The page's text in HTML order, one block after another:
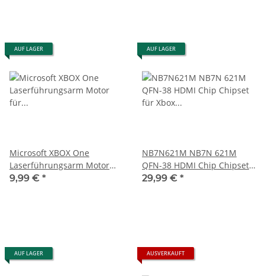
AUF LAGER
Microsoft XBOX One
Laserführungsarm Motor
für LiteOn/PLDS DG-6M1S &
9,99 € *
AUF LAGER
NB7N621M NB7N 621M
QFN-38 HDMI Chip Chipset
für Xbox Serie X/S
29,99 € *
AUF LAGER AUSVERKAUFT